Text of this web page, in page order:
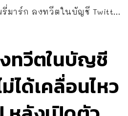
ร์ก ลงทวีตในบัญชี Twitter ที่ไม่ได้เคลื่อนไหวมาเป็นสิบปี หลังเปิดตัวแอปฯ Threads ด้วยรูปนี้..
ทวีตในบัญชี
ได้เคลื่อนไหว